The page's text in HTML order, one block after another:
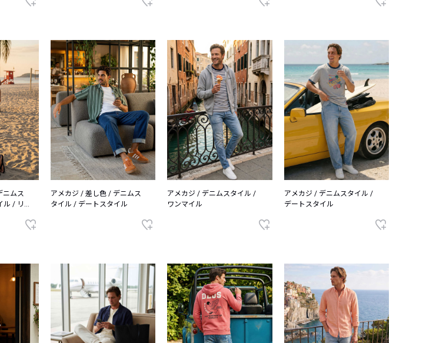
ニムス
ル / リ
アメカジ / 差し色 / デニムス
タイル / デートスタイル
アメカジ / デニムスタイル /
ワンマイル
アメカジ / デニムスタイル /
デートスタイル